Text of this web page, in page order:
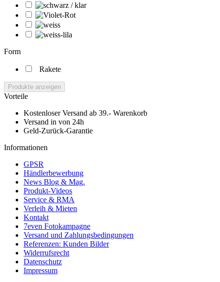
Form
Rakete
Produkte anzeigen
Vorteile
Kostenloser Versand ab 39.- Warenkorb
Versand in von 24h
Geld-Zurück-Garantie
Informationen
GPSR
Händlerbewerbung
News Blog & Mag.
Produkt-Videos
Service & RMA
Verleih & Mieten
Kontakt
7even Fotokampagne
Versand und Zahlungsbedingungen
Referenzen: Kunden Bilder
Widerrufsrecht
Datenschutz
Impressum